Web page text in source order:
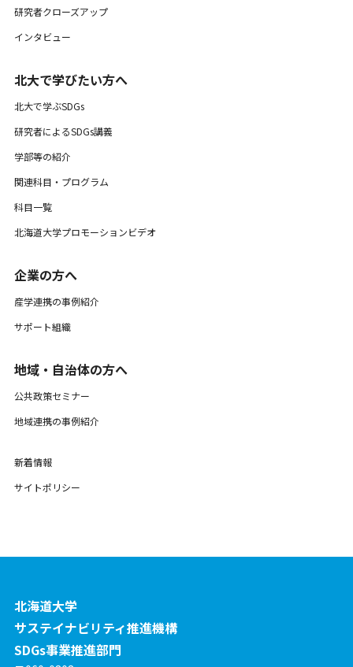
研究者クローズアップ
インタビュー
北大で学びたい方へ
北大で学ぶSDGs
研究者によるSDGs講義
学部等の紹介
関連科目・プログラム
科目一覧
北海道大学プロモーションビデオ
企業の方へ
産学連携の事例紹介
サポート組織
地域・自治体の方へ
公共政策セミナー
地域連携の事例紹介
新着情報
サイトポリシー
北海道大学
サステイナビリティ推進機構
SDGs事業推進部門